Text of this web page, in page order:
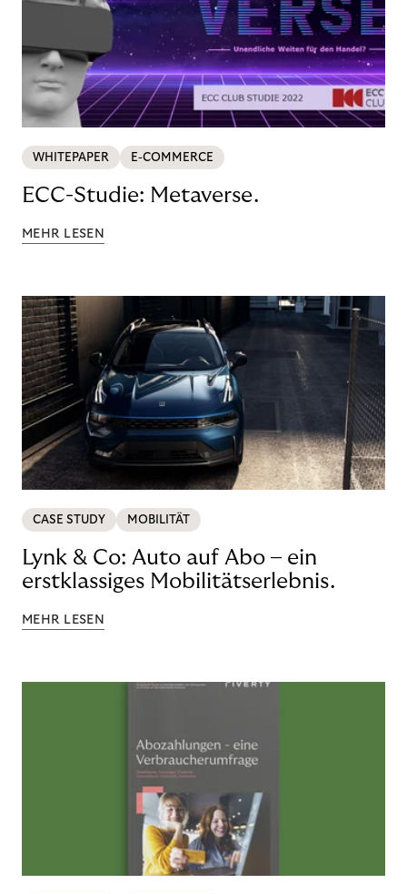
WHITEPAPER E-COMMERCE
ECC-Studie: Metaverse.
MEHR LESEN
CASE STUDY MOBILITÄT
Lynk & Co: Auto auf Abo – ein
erstklassiges Mobilitätserlebnis.
MEHR LESEN